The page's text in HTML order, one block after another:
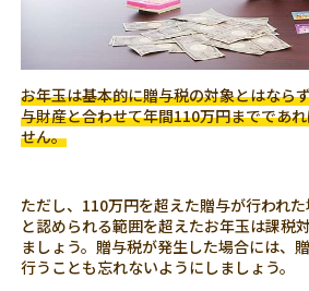
お年玉は基本的に贈与税の対象とはなら
与財産と合わせて年間110万円までであ
せん。
ただし、110万円を超えた贈与が行われ
と認められる範囲を超えたお年玉は課税
ましょう。贈与税が発生した場合には、
行うことも忘れないようにしましょう。